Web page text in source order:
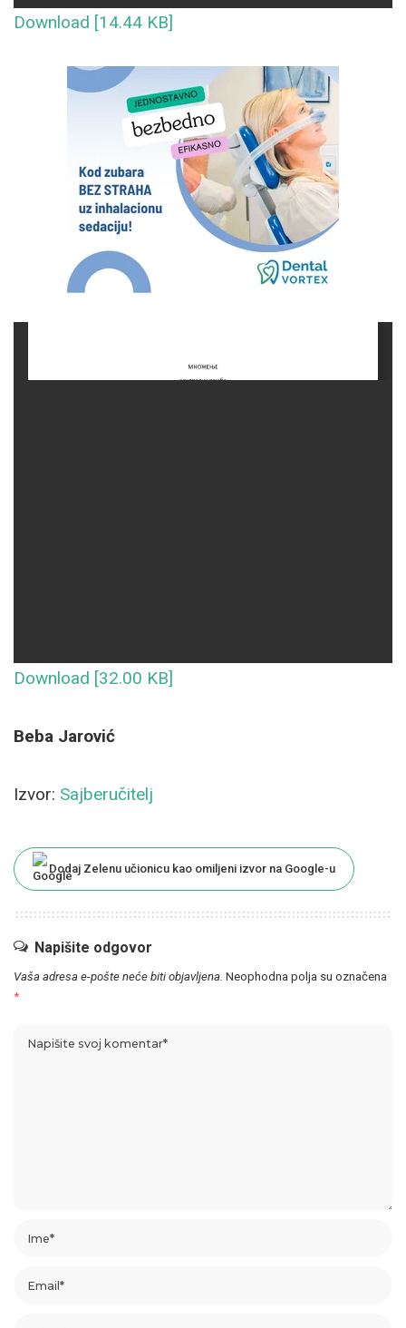
Download [14.44 KB]
Download [32.00 KB]
Beba Jarović
Izvor: Sajberučitelj
Dodaj Zelenu učionicu kao omiljeni izvor na Google-u
Napišite odgovor
Vaša adresa e-pošte neće biti objavljena. Neophodna polja su označena
*